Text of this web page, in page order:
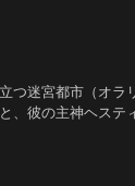
つ迷宮都市（オラ
、彼の主神ヘステ